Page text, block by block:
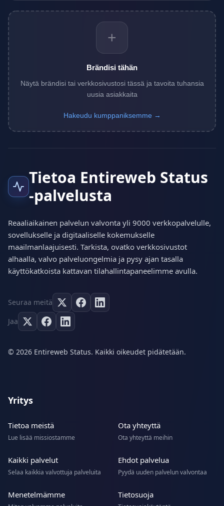
+
Brändisi tähän
Näytä brändisi tai verkkosivustosi tässä ja tavoita tuhansia
uusia asiakkaita
Hakeudu kumppaniksemme →
Tietoa Entireweb Status
-palvelusta
Reaaliaikainen palvelun valvonta yli 9000 verkkopalvelulle,
sovellukselle ja digitaaliselle kokemukselle
maailmanlaajuisesti. Tarkista, ovatko verkkosivustot
alhaalla, valvo palveluongelmia ja pysy ajan tasalla
käyttökatkoista kattavan tilahallintapaneelimme avulla.
Seuraa meitä
Jaa
© 2026 Entireweb Status. Kaikki oikeudet pidätetään.
Yritys
Tietoa meistä
Lue lisää missiostamme
Ota yhteyttä
Ota yhteyttä meihin
Kaikki palvelut
Selaa kaikkia valvottuja palveluita
Ehdot palvelua
Pyydä uuden palvelun valvontaa
Menetelmämme Tietosuoja